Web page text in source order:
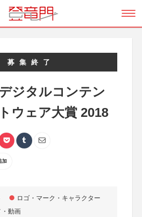
募集終了
ジタルコンテン
ウェア大賞 2018
加
ロゴ・マーク・キャラクター
・動画